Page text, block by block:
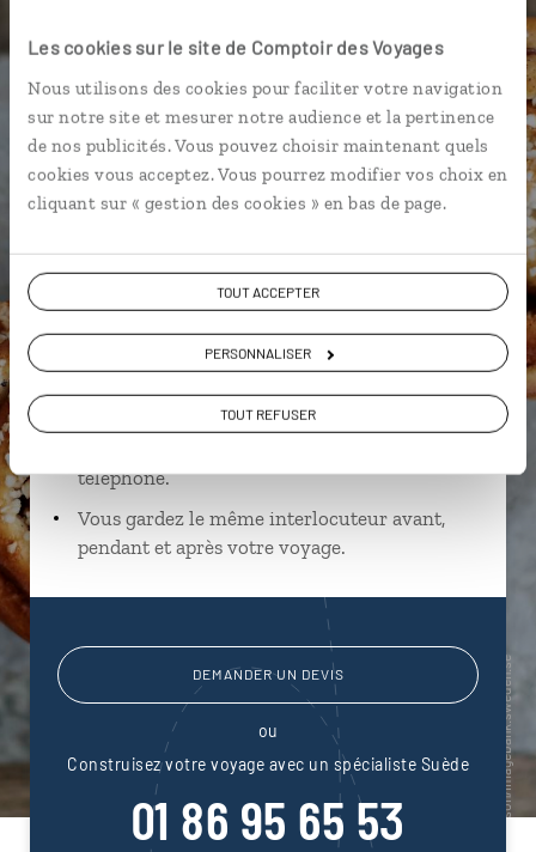
Les cookies sur le site de Comptoir des Voyages
Nous utilisons des cookies pour faciliter votre navigation
sur notre site et mesurer notre audience et la pertinence
de nos publicités. Vous pouvez choisir maintenant quels
cookies vous acceptez. Vous pourrez modifier vos choix en
cliquant sur « gestion des cookies » en bas de page.
TOUT ACCEPTER
PERSONNALISER
TOUT REFUSER
Fotografiska Côte de Bohuslän
David,
spécialiste Suède
Lire son interview
Suivez vos envies et demandez conseils à nos
Ils sauront organiser votre itinéraire au plus
près de vos envies et de la réalité du pays.
Échangez en face à face ou depuis nos studios
téléphone.
Vous gardez le même interlocuteur avant,
pendant et après votre voyage.
DEMANDER UN DEVIS
ou
Construisez votre voyage avec un spécialiste Suède
01 86 95 65 53